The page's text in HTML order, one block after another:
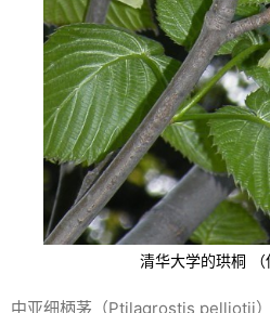
清华大学的珙桐 （
中亚细柄茅（Ptilagrostis pelliotii